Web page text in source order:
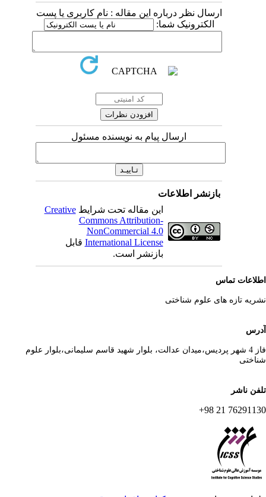
ارسال نظر درباره این مقاله : نام کاربری یا پست
الکترونیک شما:
ارسال پیام به نویسنده مسئول
بازنشر اطلاعات
این مقاله تحت شرایطCreative
Commons Attribution-
NonCommercial 4.0
International Licenseقابل
بازنشر است.
تماس
تازه های علوم شناختی
فاز 4 شهر پردیس،میدان عدالت، بلوار شهید قاسم سلیمانی،بلوار علوم
ناشر
76291130 21